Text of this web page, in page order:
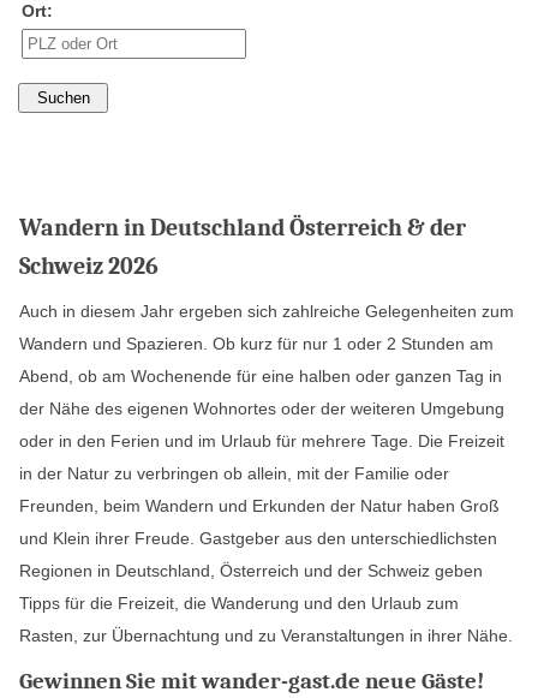
Ort:
Wandern in Deutschland Österreich & der
Schweiz 2026
Auch in diesem Jahr ergeben sich zahlreiche Gelegenheiten zum
Wandern und Spazieren. Ob kurz für nur 1 oder 2 Stunden am
Abend, ob am Wochenende für eine halben oder ganzen Tag in
der Nähe des eigenen Wohnortes oder der weiteren Umgebung
oder in den Ferien und im Urlaub für mehrere Tage. Die Freizeit
in der Natur zu verbringen ob allein, mit der Familie oder
Freunden, beim Wandern und Erkunden der Natur haben Groß
und Klein ihrer Freude. Gastgeber aus den unterschiedlichsten
Regionen in Deutschland, Österreich und der Schweiz geben
Tipps für die Freizeit, die Wanderung und den Urlaub zum
Rasten, zur Übernachtung und zu Veranstaltungen in ihrer Nähe.
Gewinnen Sie mit wander-gast.de neue Gäste!